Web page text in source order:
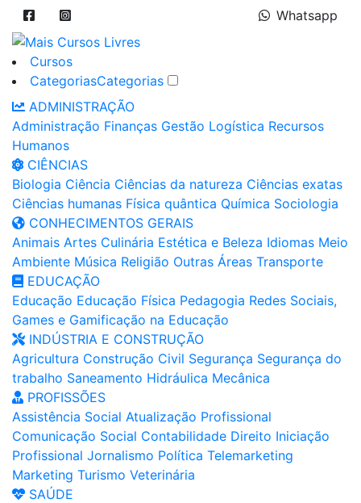
Whatsapp
Cursos
CategoriasCategorias
ADMINISTRAÇÃO
Administração Finanças Gestão Logística Recursos
Humanos
CIÊNCIAS
Biologia Ciência Ciências da natureza Ciências exatas
Ciências humanas Física quântica Química Sociologia
CONHECIMENTOS GERAIS
Animais Artes Culinária Estética e Beleza Idiomas Meio
Ambiente Música Religião Outras Áreas Transporte
EDUCAÇÃO
Educação Educação Física Pedagogia Redes Sociais,
Games e Gamificação na Educação
INDÚSTRIA E CONSTRUÇÃO
Agricultura Construção Civil Segurança Segurança do
trabalho Saneamento Hidráulica Mecânica
PROFISSÕES
Assistência Social Atualização Profissional
Comunicação Social Contabilidade Direito Iniciação
Profissional Jornalismo Política Telemarketing
Marketing Turismo Veterinária
SAÚDE